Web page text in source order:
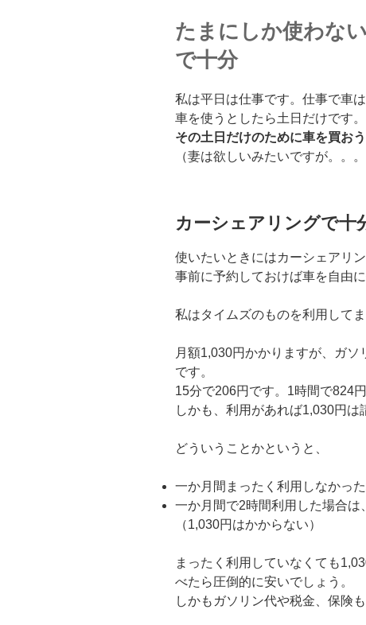
たまにしか使わな
で十分
私は平日は仕事です。仕事で車は
車を使うとしたら土日だけです。
その土日だけのために車を買お
（妻は欲しいみたいですが。。。
カーシェアリングで十
使いたいときにはカーシェアリ
事前に予約しておけば車を自由
私はタイムズのものを利用してま
月額1,030円かかりますが、ガ
です。
15分で206円です。1時間で824円
しかも、利用があれば1,030円は
どういうことかというと、
一か月間まったく利用しなかっ
一か月間で2時間利用した場合は
（1,030円はかからない）
まったく利用していなくても
べたら圧倒的に安いでしょう。
しかもガソリン代や税金、保険